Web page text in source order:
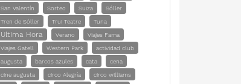
San Valentín
Sorteo Suiza
Sóller
Tren de Sóller
Trui Teatre Tuna
Ultima Hora Verano
Viajes Fama
Viajes Gatell
Western Park
actividad club
augusta
barcos azules cata
cena
cine augusta
circo Alegría circo williams